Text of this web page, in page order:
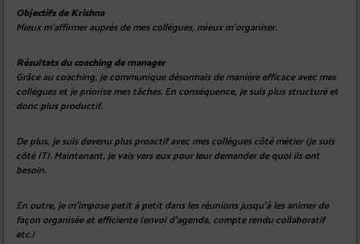
Objectifs de Krishna
Mieux m’affirmer auprès de mes collègues, mieux m’organiser.
Résultats du coaching de manager
Grâce au coaching, je communique désormais de manière efficace avec mes
collègues et je priorise mes tâches. En conséquence, je suis plus structuré et
donc plus productif.
De plus, je suis devenu plus proactif avec mes collègues côté métier (je suis
côté IT). Maintenant, je vais vers eux pour leur demander de quoi ils ont
besoin.
En outre, je m’impose petit à petit dans les réunions jusqu’à les animer de
façon organisée et efficiente (envoi d’agenda, compte rendu collaboratif
etc.)